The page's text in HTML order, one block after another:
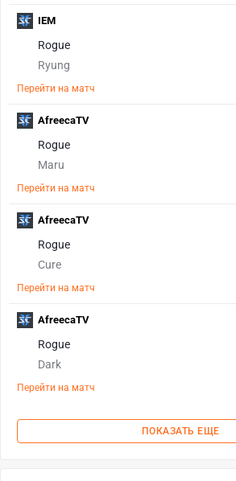
Rogue
Ryung
Перейти на матч
IEM
Rogue
Maru
Перейти на матч
AfreecaTV
Rogue
Cure
Перейти на матч
AfreecaTV
Rogue
Dark
Перейти на матч
AfreecaTV
ПОКАЗАТЬ ЕЩЕ